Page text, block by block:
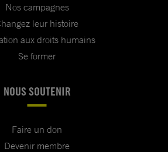
Nos campagnes
leur histoire
aux droits humains
Se former
NOUS SOUTENIR
Faire un don
Devenir membre